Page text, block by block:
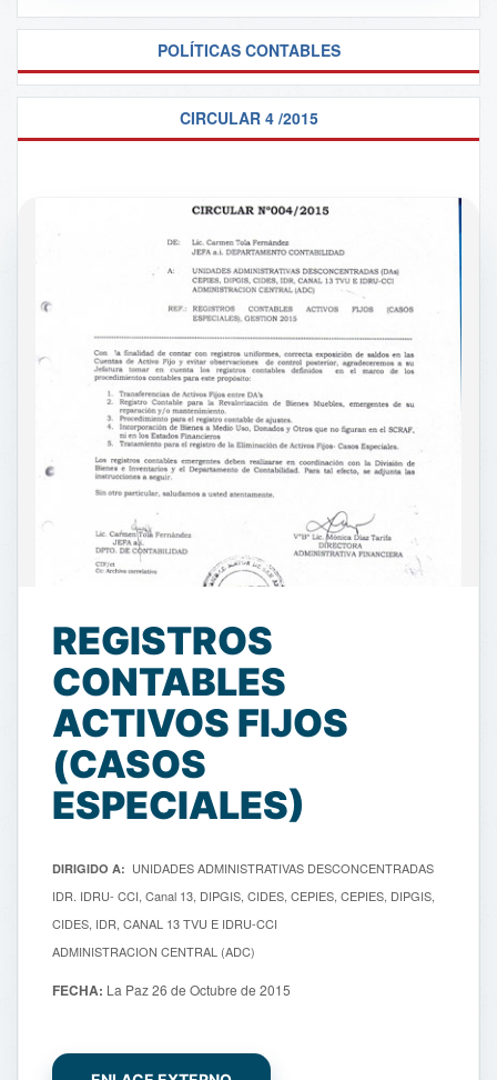
POLÍTICAS CONTABLES
CIRCULAR 4 /2015
REGISTROS
CONTABLES
ACTIVOS FIJOS
(CASOS
ESPECIALES)
DIRIGIDO A: UNIDADES ADMINISTRATIVAS DESCONCENTRADAS
IDR. IDRU- CCI, Canal 13, DIPGIS, CIDES, CEPIES, CEPIES, DIPGIS,
CIDES, IDR, CANAL 13 TVU E IDRU-CCI
ADMINISTRACION CENTRAL (ADC)
FECHA: La Paz 26 de Octubre de 2015